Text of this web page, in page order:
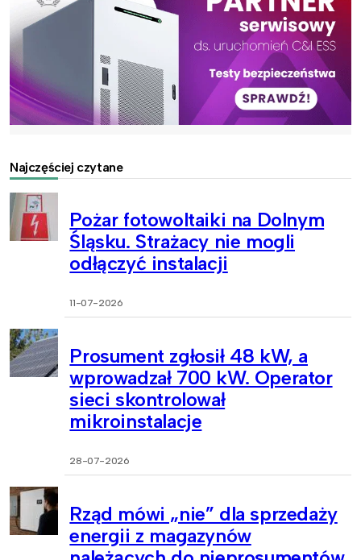
Najczęściej czytane
Pożar fotowoltaiki na Dolnym
Śląsku. Strażacy nie mogli
odłączyć instalacji
11-07-2026
Prosument zgłosił 48 kW, a
wprowadzał 700 kW. Operator
sieci skontrolował
mikroinstalacje
28-07-2026
Rząd mówi „nie” dla sprzedaży
energii z magazynów